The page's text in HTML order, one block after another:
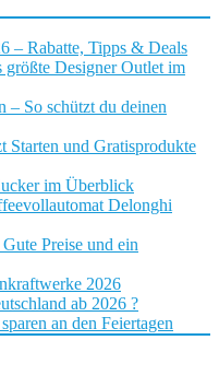
– Rabatte, Tipps & Deals
größte Designer Outlet im
– So schützt du deinen
Starten und Gratisprodukte
im Überblick
Delonghi
Preise und ein
2026
ab 2026 ?
an den Feiertagen